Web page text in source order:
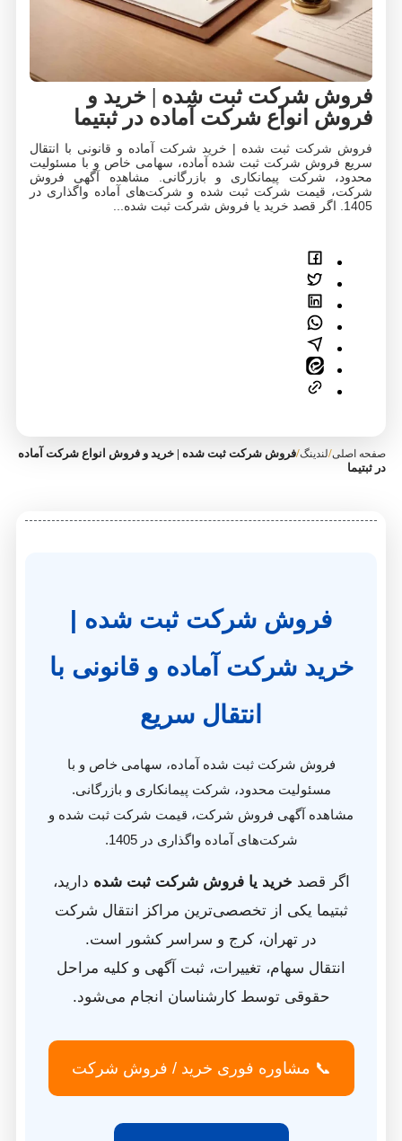
شرکت ثبت‌ شده | خرید و
شرکت آماده در ثبتیما
ثبت‌ شده | خرید شرکت آماده و قانونی با انتقال
شرکت ثبت شده آماده، سهامی خاص و با مسئولیت
پیمانکاری و بازرگانی. مشاهده آگهی فروش
شرکت ثبت شده و شرکت‌های آماده واگذاری در
/فروش شرکت ثبت‌ شده | خرید و فروش انواع شرکت آماده
شرکت ثبت‌ شده |
شرکت آماده و قانونی با
انتقال سریع
شرکت ثبت شده آماده، سهامی خاص و با
محدود، شرکت پیمانکاری و بازرگانی.
آگهی فروش شرکت، قیمت شرکت ثبت شده و
شرکت‌های آماده واگذاری در 1405.
خرید یا فروش شرکت ثبت‌ شدهدارید،
یکی از تخصصی‌ترین مراکز انتقال شرکت
در تهران، کرج و سراسر کشور است.
سهام، تغییرات، ثبت آگهی و کلیه مراحل
توسط کارشناسان انجام می‌شود.
مشاوره فوری خرید / فروش شرکت